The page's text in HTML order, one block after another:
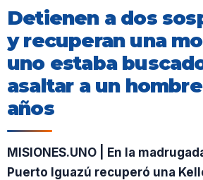
Detienen a dos
y recuperan una
uno estaba
asaltar a un
años
MISIONES.UNO | En la
Puerto Iguazú recuperó una